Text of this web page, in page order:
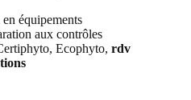
équipements
aux contrôles
Ecophyto, rdv